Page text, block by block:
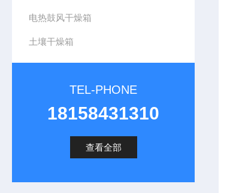
电热鼓风干燥箱
土壤干燥箱
TEL-PHONE
18158431310
查看全部